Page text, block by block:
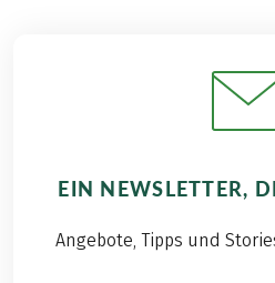
EIN NEWSLETTER,
Angebote, Tipps und